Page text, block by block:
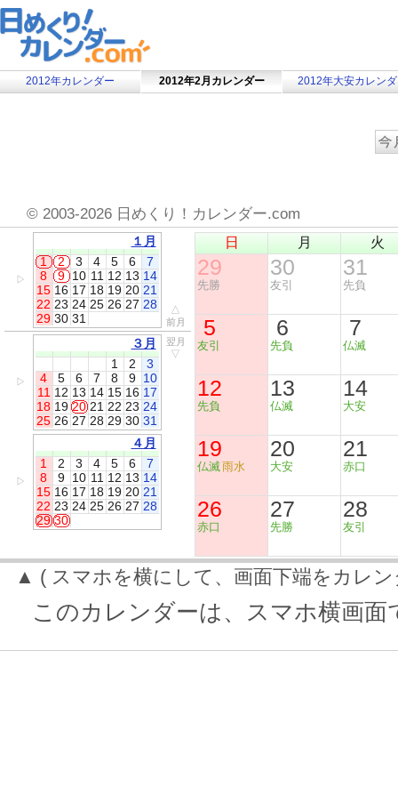
2012年カレンダー 2012年2月カレンダー 2012年大安カレン
© 2003-2026 日めくり！カレンダー.com
▷
１月
1
2 3 4 5 6
7
8
9 10 11 12 13 14
15 16 17 18 19 20 21
22 23 24 25 26 27 28
29 30 31
△
前月
▷
３月
1
2
3
4
5 6 7 8 9 10
11 12 13 14 15 16 17
18 19 20 21 22 23 24
25 26 27 28 29 30 31
翌月
▽
▷
４月
1
2 3 4 5 6
7
8
9 10 11 12 13 14
15 16 17 18 19 20 21
22 23 24 25 26 27 28
29 30
日 月 火
29
先勝
30
友引
31
先負
5
友引
6
先負
7
仏滅
12
先負
13
仏滅
14
大安
19
仏滅雨水
20
大安
21
赤口
26
赤口
27
先勝
28
友引
▲ ( スマホを横にして、画面下端をカレ
このカレンダーは、スマホ横画面